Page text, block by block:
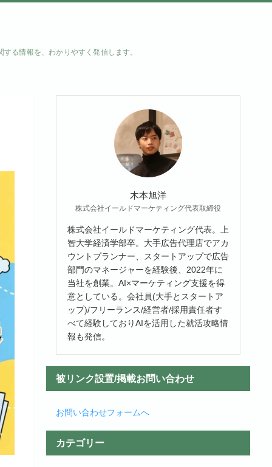
る情報を、わかりやすく発信します。
木本旭洋
株式会社イールドマーケティング代表取締役
株式会社イールドマーケティング代表。上
智大学経済学部卒。大手広告代理店でアカ
ウントプランナー、スタートアップで広告
部門のマネージャーを経験後、2022年に
当社を創業。AI×マーケティング支援を得
意としている。会社員(大手とスタートア
ップ)/フリーランス/経営者/採用責任者す
べて経験しておりAIを活用した就活攻略情
報も発信。
被リンク設置/掲載お問い合わせ
お問い合わせフォームへ
カテゴリー